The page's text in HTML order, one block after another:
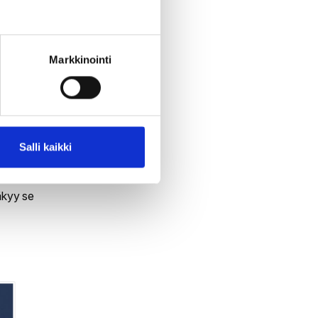
Markkinointi
Salli kaikki
se